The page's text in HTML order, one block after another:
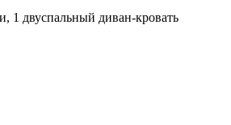
1 двуспальный диван-кровать